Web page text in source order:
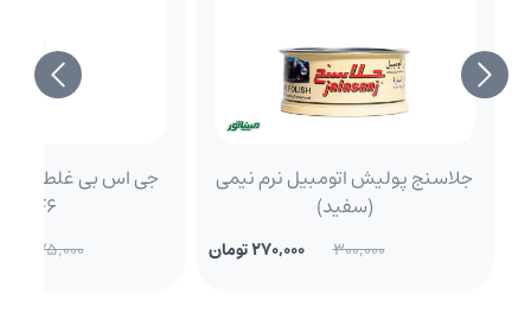
جلاسنج پولیش اتومبیل نرم نیمی
(سفید)
300,000 270,000 تومان
9SF6
575,000